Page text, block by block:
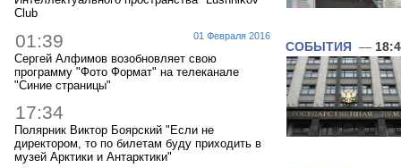
Club
01 Февраля 2016
01:39
Сергей Алфимов возобновляет свою
программу "Фото Формат" на телеканале
"Синие страницы"
17:34
Полярник Виктор Боярский "Если не
директором, то по билетам буду приходить в
музей Арктики и Антарктики"
СОБЫТИЯ —